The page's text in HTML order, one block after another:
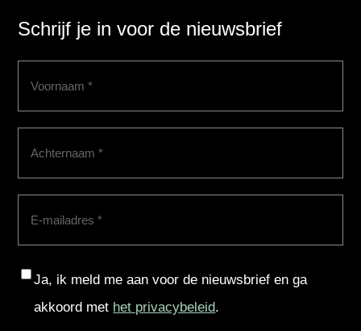
Schrijf je in voor de nieuwsbrief
Consent
Ja, ik meld me aan voor de nieuwsbrief en ga
akkoord met het privacybeleid.